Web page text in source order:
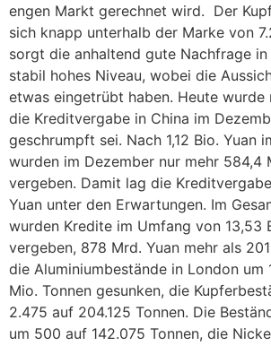
engen Markt gerechnet wird. Der
sich knapp unterhalb der Marke von
sorgt die anhaltend gute Nachfrage
stabil hohes Niveau, wobei die
etwas eingetrübt haben. Heute
die Kreditvergabe in China im
geschrumpft sei. Nach 1,12 Bio. Yuan
wurden im Dezember nur mehr 584,4
vergeben. Damit lag die
Yuan unter den Erwartungen. Im
wurden Kredite im Umfang von 13,53
vergeben, 878 Mrd. Yuan mehr als
die Aluminiumbestände in London um
Mio. Tonnen gesunken, die
2.475 auf 204.125 Tonnen. Die
um 500 auf 142.075 Tonnen, die